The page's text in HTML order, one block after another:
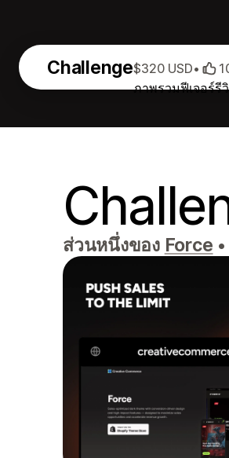
Challenge
ภาพรวมฟีเจอร์รี
$320 USD•
ส่วนหนึ่งของ Force •